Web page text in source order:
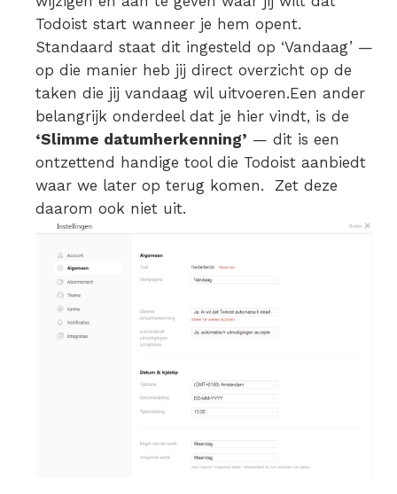
Todoist start wanneer je hem opent.
Standaard staat dit ingesteld op ‘Vandaag’ —
op die manier heb jij direct overzicht op de
taken die jij vandaag wil uitvoeren.Een ander
belangrijk onderdeel dat je hier vindt, is de
‘Slimme datumherkenning’ — dit is een
ontzettend handige tool die Todoist aanbiedt
waar we later op terug komen. Zet deze
daarom ook niet uit.